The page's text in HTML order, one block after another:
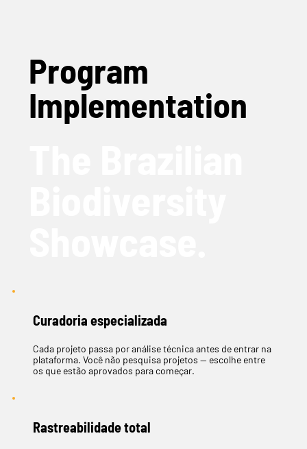
Program
Implementation
Curadoria especializada
Cada projeto passa por análise técnica antes de entrar na
plataforma. Você não pesquisa projetos — escolhe entre
os que estão aprovados para começar.
Rastreabilidade total